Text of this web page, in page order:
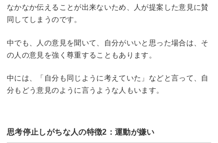
なかなか伝えることが出来ないため、人が提案した意見に賛
同してしまうのです。
中でも、人の意見を聞いて、自分がいいと思った場合は、そ
の人の意見を強く尊重することもあります。
中には、「自分も同じように考えていた」などと言って、自
分もどう意見のように言うような人もいます。
思考停止しがちな人の特徴2：運動が嫌い